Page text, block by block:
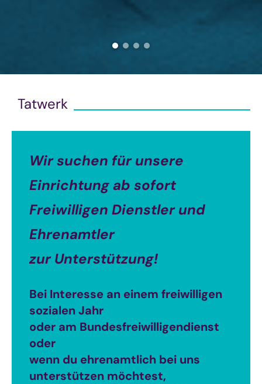
Tatwerk
Wir suchen für unsere
Einrichtung ab sofort
Freiwilligen Dienstler und
Ehrenamtler
zur Unterstützung!
Bei Interesse an einem freiwilligen
sozialen Jahr
oder am Bundesfreiwilligendienst
oder
wenn du ehrenamtlich bei uns
unterstützen möchtest,